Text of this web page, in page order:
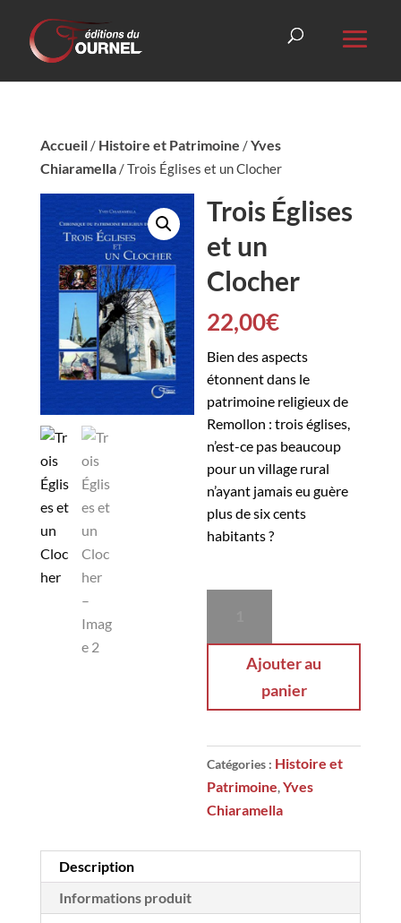
Accueil/ Histoire et Patrimoine /Yves
Chiaramella/ Trois Églises et un Clocher
Trois Églises
et un
Clocher
22,00€
Bien des aspects
étonnent dans le
patrimoine religieux de
Remollon : trois églises,
n’est-ce pas beaucoup
pour un village rural
n’ayant jamais eu guère
plus de six cents
habitants ?
Trois
Églises
un
Ajouter au
panier
Catégories : Histoire et
Patrimoine,Yves
Chiaramella
Description
Informations produit